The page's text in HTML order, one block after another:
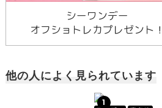
シーワンデー
オフショトレカプレゼント！
他の人によく見られています
1